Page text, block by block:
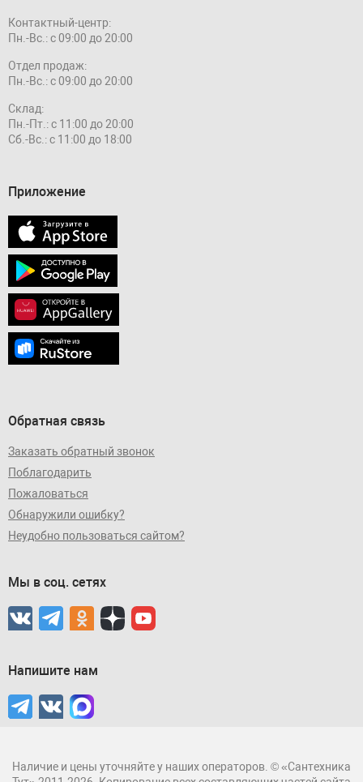
Контактный-центр:
Пн.-Вс.: с 09:00 до 20:00
Отдел продаж:
Пн.-Вс.: с 09:00 до 20:00
Склад:
Пн.-Пт.: с 11:00 до 20:00
Сб.-Вс.: с 11:00 до 18:00
Приложение
Обратная связь
Заказать обратный звонок
Поблагодарить
Пожаловаться
Обнаружили ошибку?
Неудобно пользоваться сайтом?
Мы в соц. сетях
Напишите нам
Наличие и цены уточняйте у наших операторов. © «Сантехника